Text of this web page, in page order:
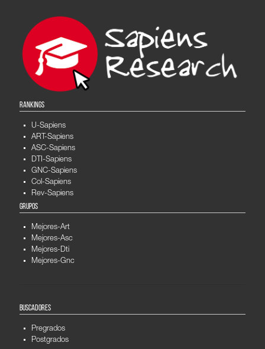
RANKINGS
U-Sapiens
ART-Sapiens
ASC-Sapiens
DTI-Sapiens
GNC-Sapiens
Col-Sapiens
Rev-Sapiens
GRUPOS
Mejores-Art
Mejores-Asc
Mejores-Dti
Mejores-Gnc
BUSCADORES
Pregrados
Postgrados